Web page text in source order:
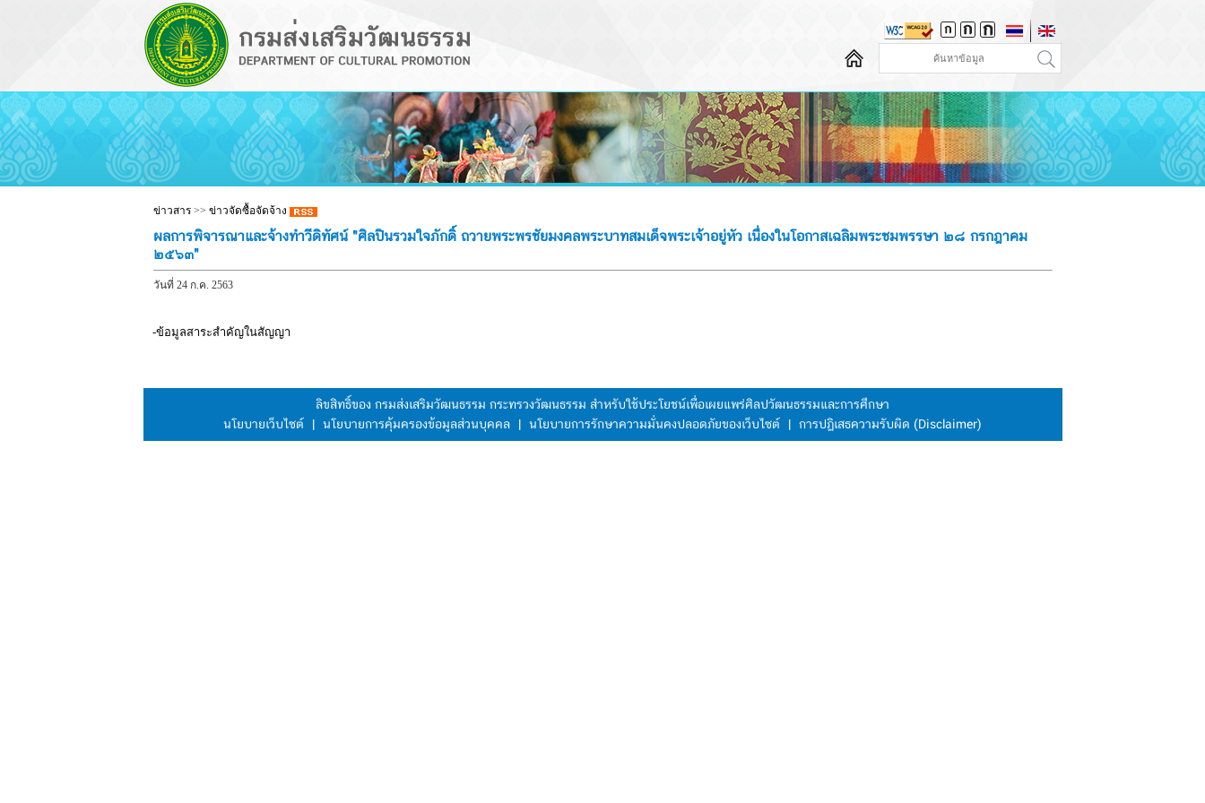
ข่าวสาร >> ข่าวจัดซื้อจัดจ้าง
ผลการพิจารณาและจ้างทำวีดิทัศน์ "ศิลปินรวมใจภักดิ์ ถวายพระพรชัยมงคลพระบาทสมเด็จพระเจ้าอยู่หัว เนื่องในโอกาสเฉลิมพระชมพรรษา ๒๘ กรกฎาคม
๒๕๖๓"
วันที่ 24 ก.ค. 2563
-ข้อมูลสาระสำคัญในสัญญา
ลิขสิทธิ์ของ กรมส่งเสริมวัฒนธรรม กระทรวงวัฒนธรรม สำหรับใช้ประโยชน์เพื่อเผยแพร่ศิลปวัฒนธรรมและการศึกษา
นโยบายเว็บไซต์
| นโยบายการคุ้มครองข้อมูลส่วนบุคคล | นโยบายการรักษาความมั่นคงปลอดภัยของเว็บไซต์ | การปฏิเสธความรับผิด (Disclaimer)